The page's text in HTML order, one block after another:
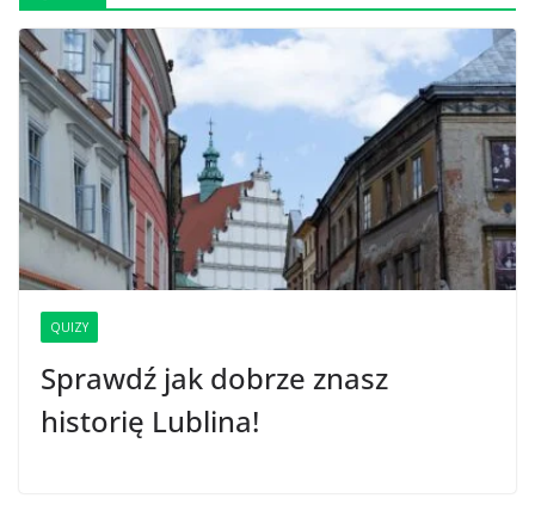
QUIZY
Sprawdź jak dobrze znasz
historię Lublina!